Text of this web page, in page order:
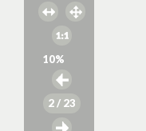
10%
2/ 23